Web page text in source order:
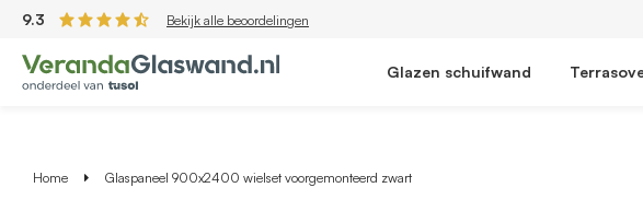
9.3 Bekijk alle beoordelingen
Glazen schuifwand
Home Glaspaneel 900x2400 wielset voorgemonteerd zwart